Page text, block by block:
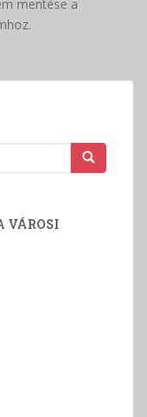
mentése a
VÁROSI